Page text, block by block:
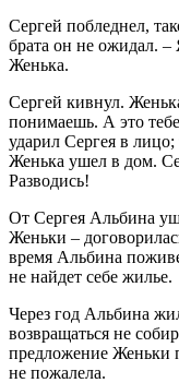
Сергей побледнел,
брата он не ожидал. –
Женька.
Сергей кивнул.
понимаешь. А это
ударил Сергея в лицо;
Женька ушел в дом.
Разводись!
От Сергея Альбина
Женьки –
время Альбина
не найдет себе жилье.
Через год Альбина
возвращаться не
предложение Женьки
не пожалела.